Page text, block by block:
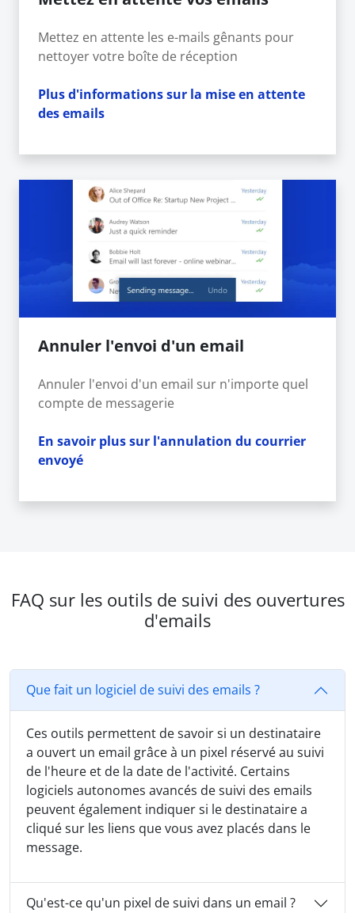
Mettez en attente les e-mails gênants pour
nettoyer votre boîte de réception
Plus d'informations sur la mise en attente
des emails
Annuler l'envoi d'un email
Annuler l'envoi d'un email sur n'importe quel
compte de messagerie
En savoir plus sur l'annulation du courrier
envoyé
FAQ sur les outils de suivi des ouvertures
d'emails
Que fait un logiciel de suivi des emails ?
Ces outils permettent de savoir si un destinataire
a ouvert un email grâce à un pixel réservé au suivi
de l'heure et de la date de l'activité. Certains
logiciels autonomes avancés de suivi des emails
peuvent également indiquer si le destinataire a
cliqué sur les liens que vous avez placés dans le
message.
Qu'est-ce qu'un pixel de suivi dans un email ?